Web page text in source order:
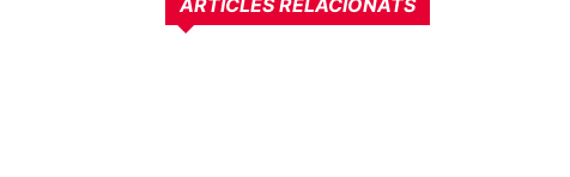
ARTICLES RELACIONATS